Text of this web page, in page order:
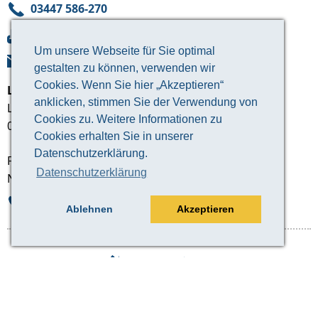
Um unsere Webseite für Sie optimal
gestalten zu können, verwenden wir
Cookies. Wenn Sie hier „Akzeptieren“
anklicken, stimmen Sie der Verwendung von
Cookies zu. Weitere Informationen zu
Cookies erhalten Sie in unserer
Datenschutzerklärung.
Datenschutzerklärung
Ablehnen Akzeptieren
03447 586-270
Mail
Landratsamt Altenburger Land
Lindenaustraße 9
04600 Altenburg
Fachdienst Jugendarbeit & Kindertagesbetreuung
Netzwerk Kinderschutz und Frühe Hilfen
03447 586-540